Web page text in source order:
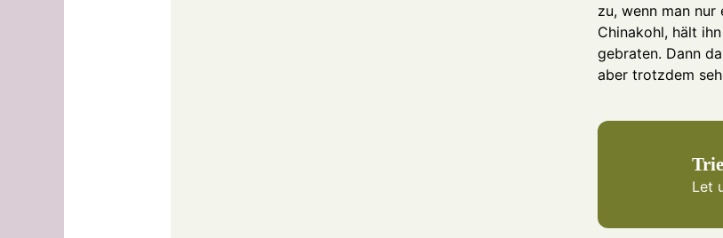
zu, wenn man
Chinakohl, hält
gebraten. Dann
aber trotzdem
Let